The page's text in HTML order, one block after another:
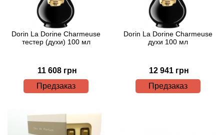
Dorin La Dorine Charmeuse
тестер (духи) 100 мл
11 608 грн
Предзаказ
Dorin La Dorine Charmeuse
духи 100 мл
12 941 грн
Предзаказ
Acqua di Parma
Acqua di Sardegna
Aerin Lauder